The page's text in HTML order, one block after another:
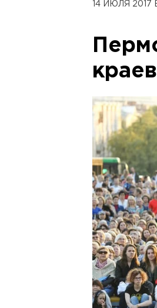
14 ИЮЛЯ 2017